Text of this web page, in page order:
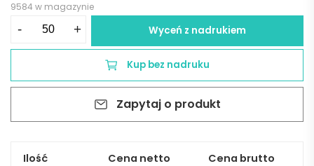
9584 w magazynie
-
żółty
+ Wyceń z nadrukiem
Kup bez nadruku
Zapytaj o produkt
Ilość Cena netto Cena brutto